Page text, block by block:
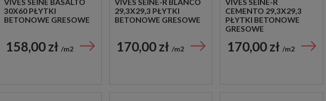
VIVES SEINE BASALTO
30X60 PŁYTKI
BETONOWE GRESOWE
158,00 zł m2
VIVES SEINE-R BLANCO
29,3X29,3 PŁYTKI
BETONOWE GRESOWE
170,00 zł m2
VIVES SEINE-R
CEMENTO 29,3X29,3
PŁYTKI BETONOWE
GRESOWE
170,00 zł m2